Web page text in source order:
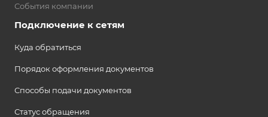
События компании
Подключение к сетям
Куда обратиться
Порядок оформления документов
Способы подачи документов
Статус обращения